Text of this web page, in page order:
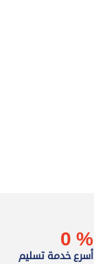
%
0
أسرع خدمة تسليم